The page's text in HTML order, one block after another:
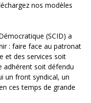
nos modèles
(SCID) a
: faire face au patronat
et des services soit
adhérent soit défendu
un front syndical, un
ces temps de grande